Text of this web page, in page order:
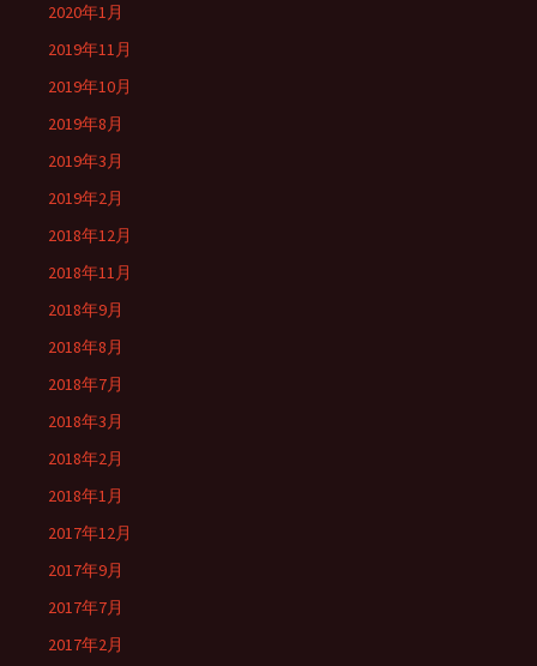
2020年1月
2019年11月
2019年10月
2019年8月
2019年3月
2019年2月
2018年12月
2018年11月
2018年9月
2018年8月
2018年7月
2018年3月
2018年2月
2018年1月
2017年12月
2017年9月
2017年7月
2017年2月